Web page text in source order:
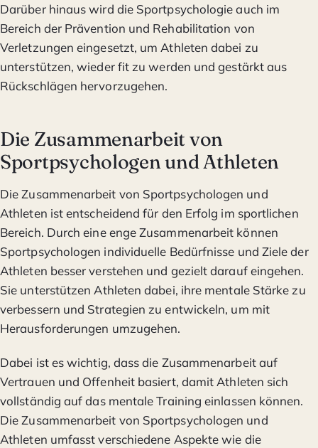
Darüber hinaus wird die Sportpsychologie auch im
Bereich der Prävention und Rehabilitation von
Verletzungen eingesetzt, um Athleten dabei zu
unterstützen, wieder fit zu werden und gestärkt aus
Rückschlägen hervorzugehen.
Die Zusammenarbeit von
Sportpsychologen und Athleten
Die Zusammenarbeit von Sportpsychologen und
Athleten ist entscheidend für den Erfolg im sportlichen
Bereich. Durch eine enge Zusammenarbeit können
Sportpsychologen individuelle Bedürfnisse und Ziele der
Athleten besser verstehen und gezielt darauf eingehen.
Sie unterstützen Athleten dabei, ihre mentale Stärke zu
verbessern und Strategien zu entwickeln, um mit
Herausforderungen umzugehen.
Dabei ist es wichtig, dass die Zusammenarbeit auf
Vertrauen und Offenheit basiert, damit Athleten sich
vollständig auf das mentale Training einlassen können.
Die Zusammenarbeit von Sportpsychologen und
Athleten umfasst verschiedene Aspekte wie die